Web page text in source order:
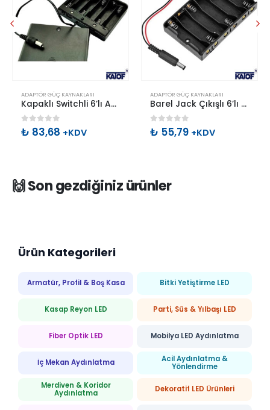
ADAPTÖR GÜÇ KAYNAKLARI
Kapaklı Switchli 6’lı AA Kalem Pil Yuvası
0 out of 5
₺ 83,68 +KDV
ADAPTÖR GÜÇ KAYNAKLARI
Barel Jack Çıkışlı 6’lı AA Kalem Pil Yuvası
0 out of 5
₺ 55,79 +KDV
🙌 Son gezdiğiniz ürünler
Ürün Kategorileri
Armatür, Profil & Boş Kasa Bitki Yetiştirme LED
Kasap Reyon LED Parti, Süs & Yılbaşı LED
Fiber Optik LED Mobilya LED Aydınlatma
İç Mekan Aydınlatma
Acil Aydınlatma &
Yönlendirme
Merdiven & Koridor
Aydınlatma
Dekoratif LED Ürünleri